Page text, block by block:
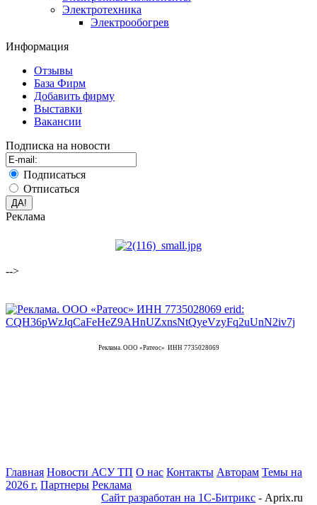
Электротехника
Электрообогрев
Информация
Отзывы
База Фирм
Добавить фирму
Выставки
Вакансии
Подписка на новости
Подписаться
Отписаться
Реклама
-->
Реклама. ООО «Ратеос» ИНН 7735028069
Главная Новости АСУ ТП О нас Контакты Авторам Темы на
2026 г. Партнеры Реклама
Сайт разработан на 1С-Битрикс - Aprix.ru